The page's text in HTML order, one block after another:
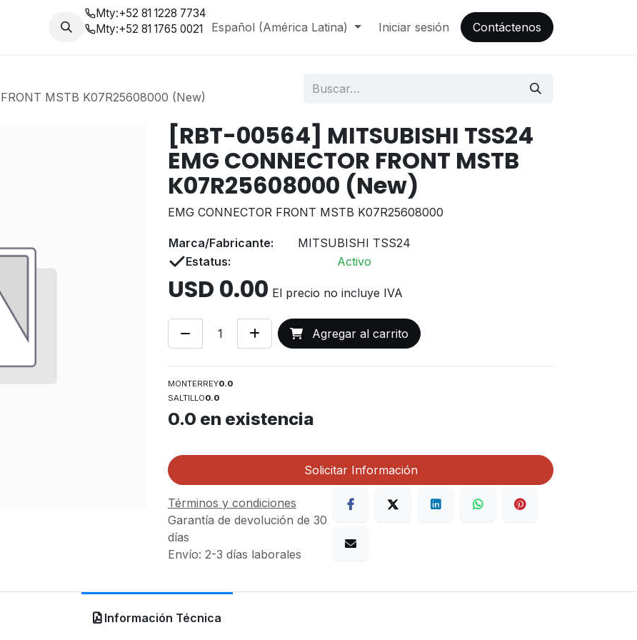
Nosotros Blog
Mty:+52 81 1228 7734
Mty:+52 81 1765 0021 Español (América Latina) Iniciar sesión Contáctenos
MSTB K07R25608000 (New)
[RBT-00564] MITSUBISHI TSS24
EMG CONNECTOR FRONT MSTB
K07R25608000 (New)
EMG CONNECTOR FRONT MSTB K07R25608000
Marca/Fabricante:
MITSUBISHI TSS24
Estatus:
Activo
USD 0.00 El precio no incluye IVA
Agregar al carrito
MONTERREY0.0
SALTILLO0.0
0.0 en existencia
Solicitar Información
Términos y condiciones
Garantía de devolución de 30
días
Envío: 2-3 días laborales
Información Técnica